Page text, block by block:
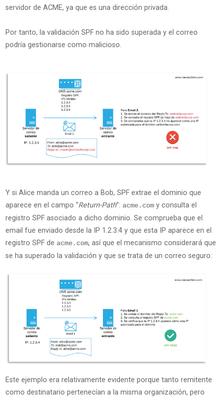
servidor de ACME, ya que es una dirección privada.
Por tanto, la validación SPF no ha sido superada y el correo
podría gestionarse como malicioso.
Y si Alice manda un correo a Bob, SPF extrae el dominio que
aparece en el campo “Return-Path”: acme.comy consulta el
registro SPF asociado a dicho dominio. Se comprueba que el
email fue enviado desde la IP 1.2.3.4 y que esta IP aparece en el
registro SPF de acme.com, así que el mecanismo considerará que
se ha superado la validación y que se trata de un correo seguro:
Este ejemplo era relativamente evidente porque tanto remitente
como destinatario pertenecían a la misma organización, pero